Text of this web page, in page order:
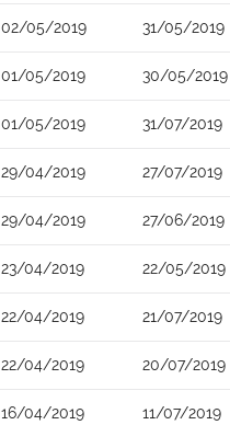
02/05/2019 31/05/2019
01/05/2019 30/05/2019
01/05/2019 31/07/2019
29/04/2019 27/07/2019
29/04/2019 27/06/2019
23/04/2019 22/05/2019
22/04/2019 21/07/2019
22/04/2019 20/07/2019
16/04/2019 11/07/2019